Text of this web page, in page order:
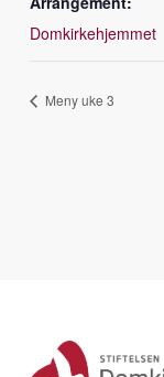
Domkirkehjemmet
Meny uke 3